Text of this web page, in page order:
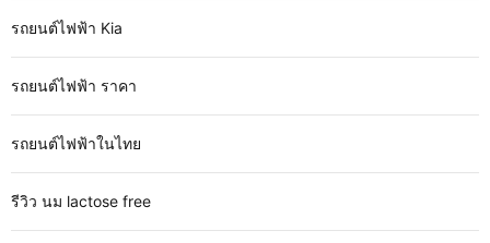
รถยนต์ไฟฟ้า Kia
รถยนต์ไฟฟ้า ราคา
รถยนต์ไฟฟ้าในไทย
รีวิว นม lactose free